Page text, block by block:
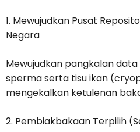
1. Mewujudkan Pusat
Negara
Mewujudkan pangkalan
sperma serta tisu ikan
mengekalkan ketulenan
2. Pembiakbakaan Terpilih